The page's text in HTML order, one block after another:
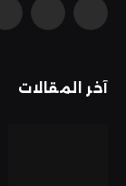
فيسبوك
آخر المقالات